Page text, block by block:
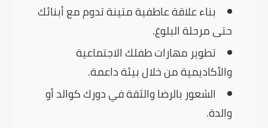
بناء علاقة عاطفية متينة تدوم مع أبنائك
حتى مرحلة البلوغ.
تطوير مهارات طفلك الاجتماعية
والأكاديمية من خلال بيئة داعمة.
الشعور بالرضا والثقة في دورك كوالد أو
والدة.